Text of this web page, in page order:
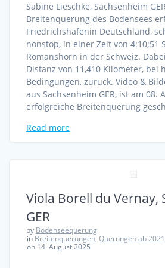
Sabine Lieschke, Sachsenheim
Breitenquerung des Bodensees
Friedrichshafenin Deutschland,
nonstop, in einer Zeit von 4:10;51
Romanshorn in der Schweiz.
Distanz von 11,410 Kilometer, bei
Bedingungen, zurück. Video &
aus Sachsenheim GER, ist am 08.
erfolgreiche Breitenquerung
Read more
Viola Borell du Vernay,
GER
by Bodenseequerung
in Breitenquerungen,Querungen ab 2021
on 14. August 2025